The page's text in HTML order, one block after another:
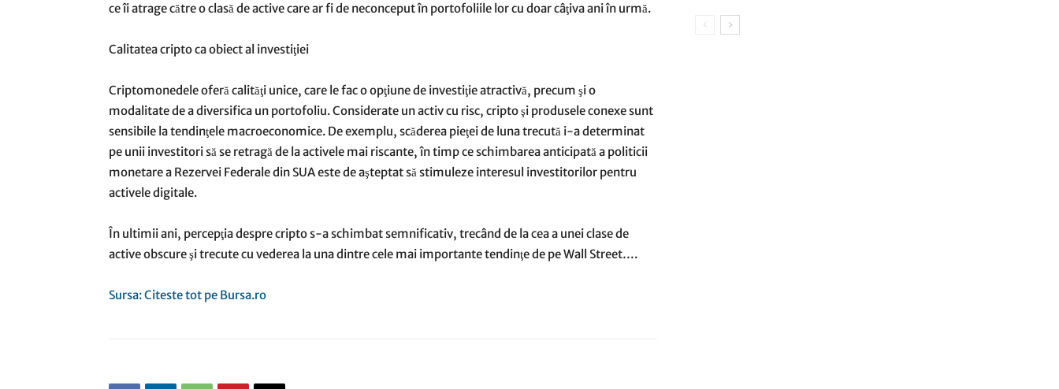
ce îi atrage către o clasă de active care ar fi de neconceput în portofoliile lor cu doar câţiva ani în urmă.
Calitatea cripto ca obiect al investiţiei
Criptomonedele oferă calităţi unice, care le fac o opţiune de investiţie atractivă, precum şi o
modalitate de a diversifica un portofoliu. Considerate un activ cu risc, cripto şi produsele conexe sunt
sensibile la tendinţele macroeconomice. De exemplu, scăderea pieţei de luna trecută i-a determinat
pe unii investitori să se retragă de la activele mai riscante, în timp ce schimbarea anticipată a politicii
monetare a Rezervei Federale din SUA este de aşteptat să stimuleze interesul investitorilor pentru
activele digitale.
În ultimii ani, percepţia despre cripto s-a schimbat semnificativ, trecând de la cea a unei clase de
active obscure şi trecute cu vederea la una dintre cele mai importante tendinţe de pe Wall Street….
Sursa: Citeste tot pe Bursa.ro